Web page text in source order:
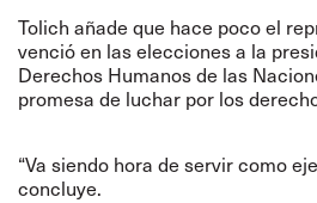
Tolich añade que hace poco el
venció en las elecciones a la
Derechos Humanos de las
promesa de luchar por los
“Va siendo hora de servir como
concluye.